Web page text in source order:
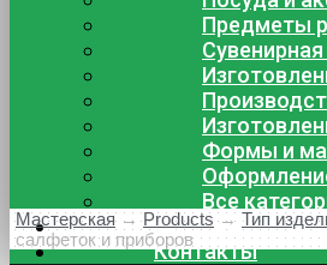
Предметы
Формы и
Все
Доставка и
Контакты
Мастерская→Products → Тип
салфеток и приборов